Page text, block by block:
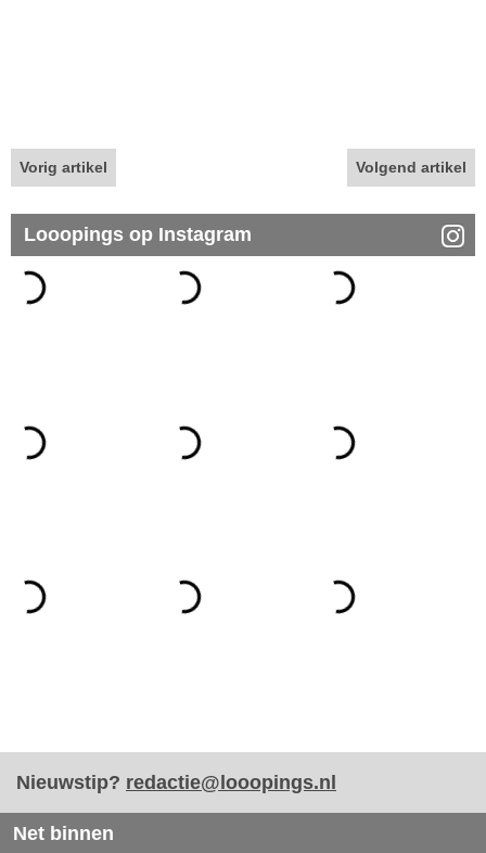
Vorig artikel Volgend artikel
Looopings op Instagram
Nieuwstip? redactie@looopings.nl
Net binnen